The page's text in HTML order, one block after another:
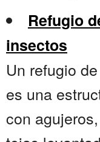
Refugio
insectos
Un refugio
es una
con